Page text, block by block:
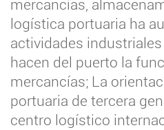
mercancías,
logística portuaria ha
actividades
hacen del puerto la
mercancías; La
portuaria de tercera
centro logístico